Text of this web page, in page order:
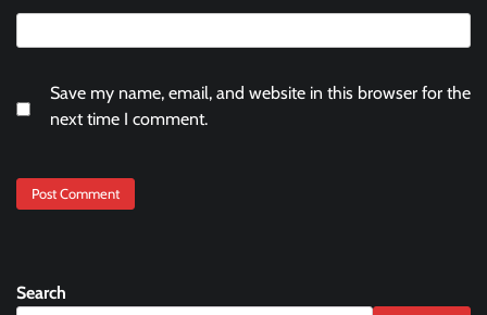
Save my name, email, and website in this browser for the
next time I comment.
Search